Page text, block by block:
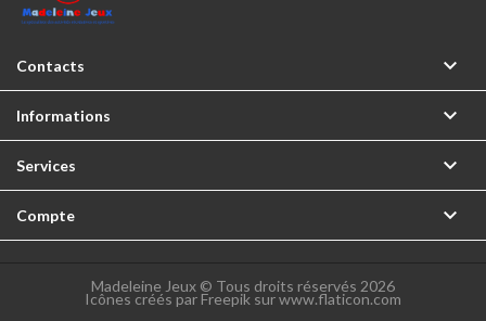
Contacts 
Informations 
Services 
Compte 
Madeleine Jeux © Tous droits réservés 2026
Icônes créés par Freepik sur www.flaticon.com